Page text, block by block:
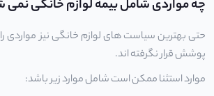
چه مواردی شامل بیمه لوازم خانگی
حتی بهترین سیاست های لوازم خانگی نیز مواردی
پوشش قرار نگرفته اند.
موارد استثنا ممکن است شامل موارد زیر باشد: